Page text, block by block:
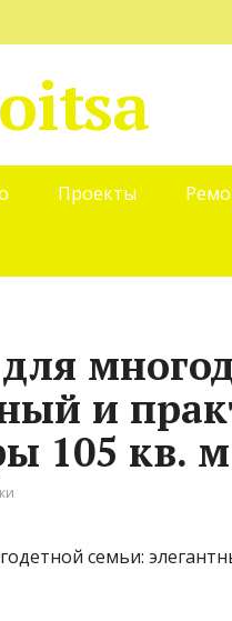
Проекты
и
105 кв. м